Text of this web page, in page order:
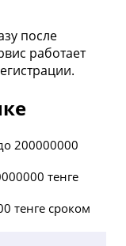
после
работает
200000000
тенге
тенге сроком